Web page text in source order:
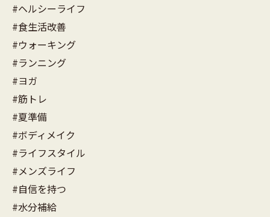
#ヘルシーライフ
#食生活改善
#ウォーキング
#ランニング
#ヨガ
#筋トレ
#夏準備
#ボディメイク
#ライフスタイル
#メンズライフ
#自信を持つ
#水分補給